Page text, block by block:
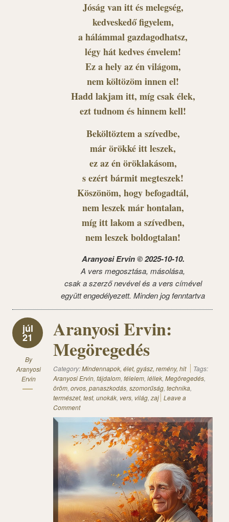
Jóság van itt és melegség,
kedveskedő figyelem,
a hálámmal gazdagodhatsz,
légy hát kedves énvelem!
Ez a hely az én világom,
nem költözöm innen el!
Hadd lakjam itt, míg csak élek,
ezt tudnom és hinnem kell!
Beköltöztem a szívedbe,
már örökké itt leszek,
ez az én öröklakásom,
s ezért bármit megteszek!
Köszönöm, hogy befogadtál,
nem leszek már hontalan,
míg itt lakom a szívedben,
nem leszek boldogtalan!
Aranyosi Ervin © 2025-10-10.
A vers megosztása, másolása,
csak a szerző nevével és a vers címével
együtt engedélyezett. Minden jog fenntartva
júl
21
By
Aranyosi
Ervin
Aranyosi Ervin:
Megöregedés
Category:Mindennapok, élet, gyász, remény, hit
Tags:
Aranyosi Ervin, fájdalom, félelem, léllek, Megöregedés,
öröm, orvos, panaszkodás, szomorűság, technika,
természet, test, unokák, vers, világ, zaj Leave a
Comment